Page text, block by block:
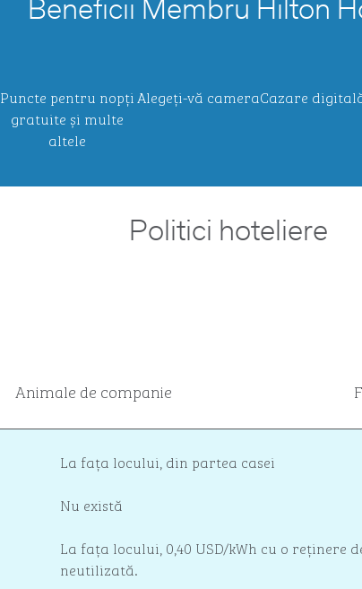
Beneficii Membru Hilton
Puncte pentru nopți
gratuite și multe
altele
Alegeți-vă cameraCazare
Politici hoteliere
Animale de companie
La fața locului, din partea casei
Nu există
La fața locului, 0,40 USD/kWh cu o reținere
neutilizată.